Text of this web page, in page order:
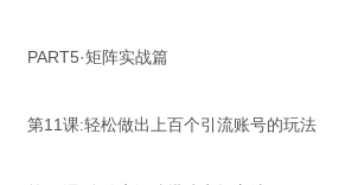
PART5·矩阵实战篇
第11课:轻松做出上百个引流账号的玩法